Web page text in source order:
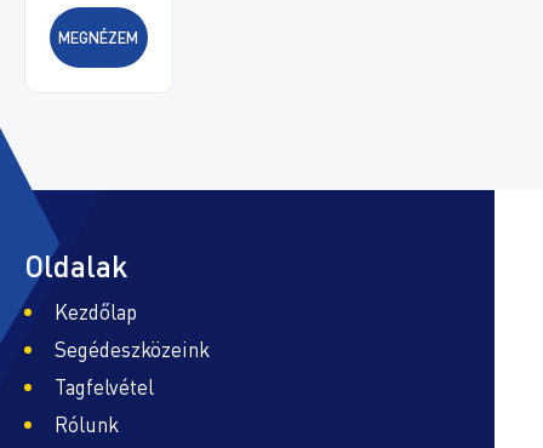
MEGNÉZEM
Oldalak
Kezdőlap
Segédeszközeink
Tagfelvétel
Rólunk